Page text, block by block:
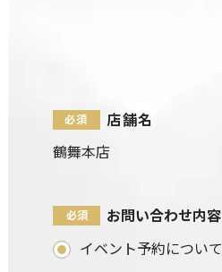
店舗名
鶴舞本店
お問い合わせ内容
イベント予約について